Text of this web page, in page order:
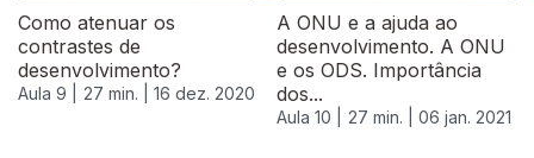
Como atenuar os
contrastes de
desenvolvimento?
Aula 9 | 27 min. | 16 dez. 2020
A ONU e a ajuda ao
desenvolvimento. A ONU
e os ODS. Importância
dos...
Aula 10 | 27 min. | 06 jan. 2021